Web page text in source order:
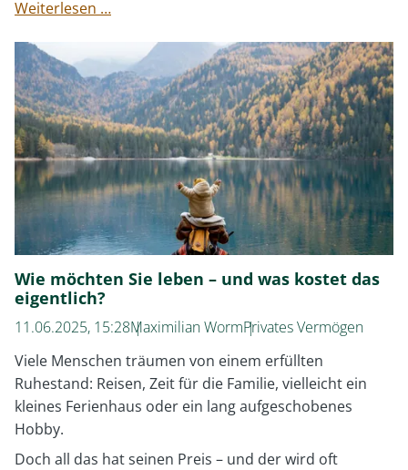
Weiterlesen …Nvidia?
lieber
Rheinmetall?
Ewig
gleiche
Gespräche
Wie möchten Sie leben – und was kostet das
eigentlich?
11.06.2025, 15:28Maximilian WormPrivates Vermögen
Viele Menschen träumen von einem erfüllten
Ruhestand: Reisen, Zeit für die Familie, vielleicht ein
kleines Ferienhaus oder ein lang aufgeschobenes
Hobby.
Doch all das hat seinen Preis – und der wird oft